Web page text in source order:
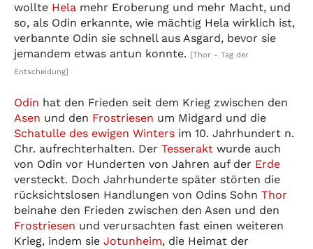
wollte Hela mehr Eroberung und mehr Macht, und
so, als Odin erkannte, wie mächtig Hela wirklich ist,
verbannte Odin sie schnell aus Asgard, bevor sie
jemandem etwas antun konnte. [Thor - Tag der
Entscheidung]
Odin hat den Frieden seit dem Krieg zwischen den
Asen und den Frostriesen um Midgard und die
Schatulle des ewigen Winters im 10. Jahrhundert n.
Chr. aufrechterhalten. Der Tesserakt wurde auch
von Odin vor Hunderten von Jahren auf der Erde
versteckt. Doch Jahrhunderte später störten die
rücksichtslosen Handlungen von Odins Sohn Thor
beinahe den Frieden zwischen den Asen und den
Frostriesen und verursachten fast einen weiteren
Krieg, indem sie Jotunheim, die Heimat der